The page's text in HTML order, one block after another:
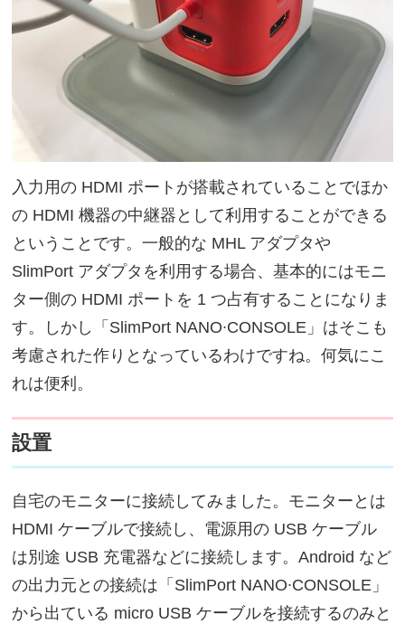
入力用の HDMI ポートが搭載されていることでほか
の HDMI 機器の中継器として利用することができる
ということです。一般的な MHL アダプタや
SlimPort アダプタを利用する場合、基本的にはモニ
ター側の HDMI ポートを 1 つ占有することになりま
す。しかし「SlimPort NANO∙CONSOLE」はそこも
考慮された作りとなっているわけですね。何気にこ
れは便利。
設置
自宅のモニターに接続してみました。モニターとは
HDMI ケーブルで接続し、電源用の USB ケーブル
は別途 USB 充電器などに接続します。Android など
の出力元との接続は「SlimPort NANO∙CONSOLE」
から出ている micro USB ケーブルを接続するのみと